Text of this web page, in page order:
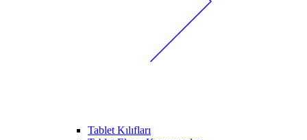
Tablet Kılıfları